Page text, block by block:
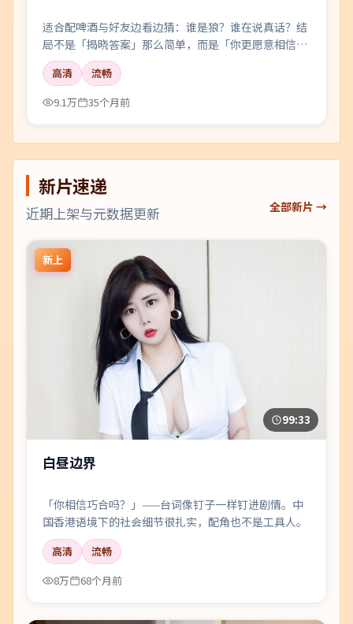
适合配啤酒与好友边看边猜：谁是狼？谁在说真话？结
局不是「揭晓答案」那么简单，而是「你更愿意相信
谁」。
高清
流畅
9.1万
35个月前
新片速递
近期上架与元数据更新 全部新片 →
新上
99:33
白昼边界
「你相信巧合吗？」——台词像钉子一样钉进剧情。中
国香港语境下的社会细节很扎实，配角也不是工具人。
高清
流畅
8万
68个月前